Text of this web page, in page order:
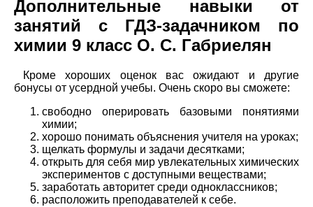
Дополнительные навыки от
занятий с ГДЗ-задачником по
химии 9 класс О. С. Габриелян
Кроме хороших оценок вас ожидают и другие
бонусы от усердной учебы. Очень скоро вы сможете:
свободно оперировать базовыми понятиями
химии;
хорошо понимать объяснения учителя на уроках;
щелкать формулы и задачи десятками;
открыть для себя мир увлекательных химических
экспериментов с доступными веществами;
заработать авторитет среди одноклассников;
расположить преподавателей к себе.